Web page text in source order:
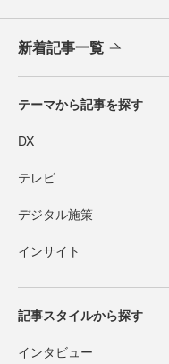
新着記事一覧
テーマから記事を探す
DX
テレビ
デジタル施策
インサイト
記事スタイルから探す
インタビュー